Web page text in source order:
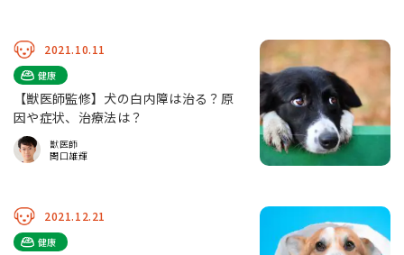
2021.10.11
健康
【獣医師監修】犬の白内障は治る？原
因や症状、治療法は？
獣医師
関口雄輝
2021.12.21
健康